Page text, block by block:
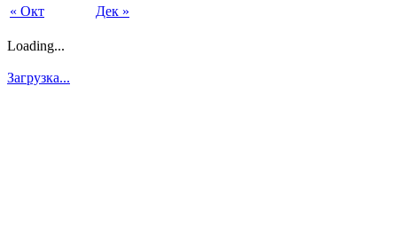
« Окт Дек »
Loading...
Загрузка...